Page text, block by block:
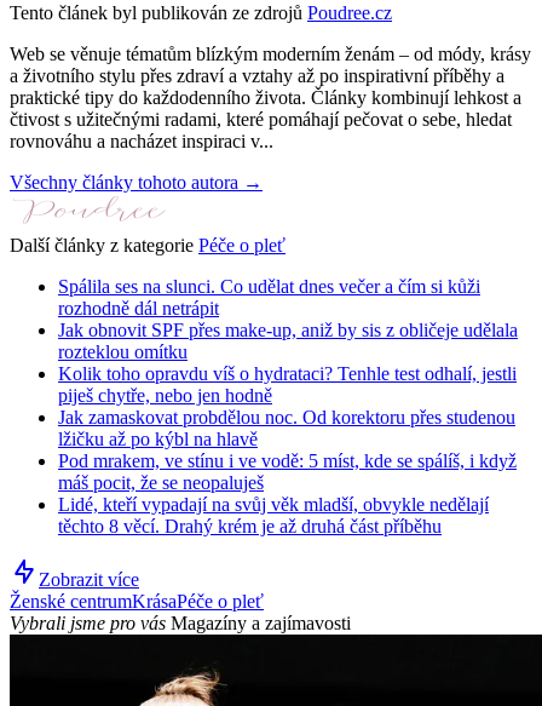
Tento článek byl publikován ze zdrojů Poudree.cz
Web se věnuje tématům blízkým moderním ženám – od módy, krásy
a životního stylu přes zdraví a vztahy až po inspirativní příběhy a
praktické tipy do každodenního života. Články kombinují lehkost a
čtivost s užitečnými radami, které pomáhají pečovat o sebe, hledat
rovnováhu a nacházet inspiraci v...
Všechny články tohoto autora →
Další články z kategorie Péče o pleť
Spálila ses na slunci. Co udělat dnes večer a čím si kůži
rozhodně dál netrápit
Jak obnovit SPF přes make-up, aniž by sis z obličeje udělala
rozteklou omítku
Kolik toho opravdu víš o hydrataci? Tenhle test odhalí, jestli
piješ chytře, nebo jen hodně
Jak zamaskovat probdělou noc. Od korektoru přes studenou
lžičku až po kýbl na hlavě
Pod mrakem, ve stínu i ve vodě: 5 míst, kde se spálíš, i když
máš pocit, že se neopaluješ
Lidé, kteří vypadají na svůj věk mladší, obvykle nedělají
těchto 8 věcí. Drahý krém je až druhá část příběhu
Zobrazit více
Ženské centrumKrásaPéče o pleť
Vybrali jsme pro vás Magazíny a zajímavosti